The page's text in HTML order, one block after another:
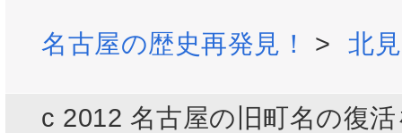
名古屋の歴史再発見！ > 北
c 2012 名古屋の旧町名の復